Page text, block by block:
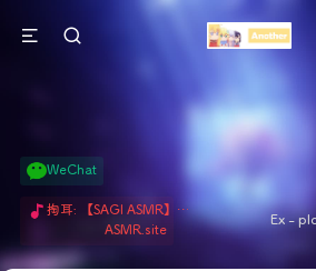
Ex -
WeChat
掏耳: 【SAGI ASMR】今天就由阿米娅给博士掏耳吧「耳勺x鹅毛棒x吹气」 Hi-Res无损助眠 + 单刷: ASMR 精选4.0｜ 陪伴天花板 ✦扶扶の温柔哄睡 ✦ 顶级道具和语气词的交融 ✦ 扶桑大红花、
ASMR.site